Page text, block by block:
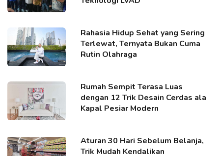
Rahasia Hidup Sehat yang Sering
Terlewat, Ternyata Bukan Cuma
Rutin Olahraga
Rumah Sempit Terasa Luas
dengan 12 Trik Desain Cerdas ala
Kapal Pesiar Modern
Aturan 30 Hari Sebelum Belanja,
Trik Mudah Kendalikan